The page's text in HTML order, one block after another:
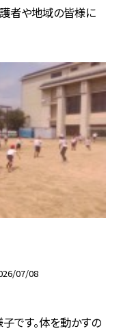
者や地域の皆様に
07/08
です。体を動かすの